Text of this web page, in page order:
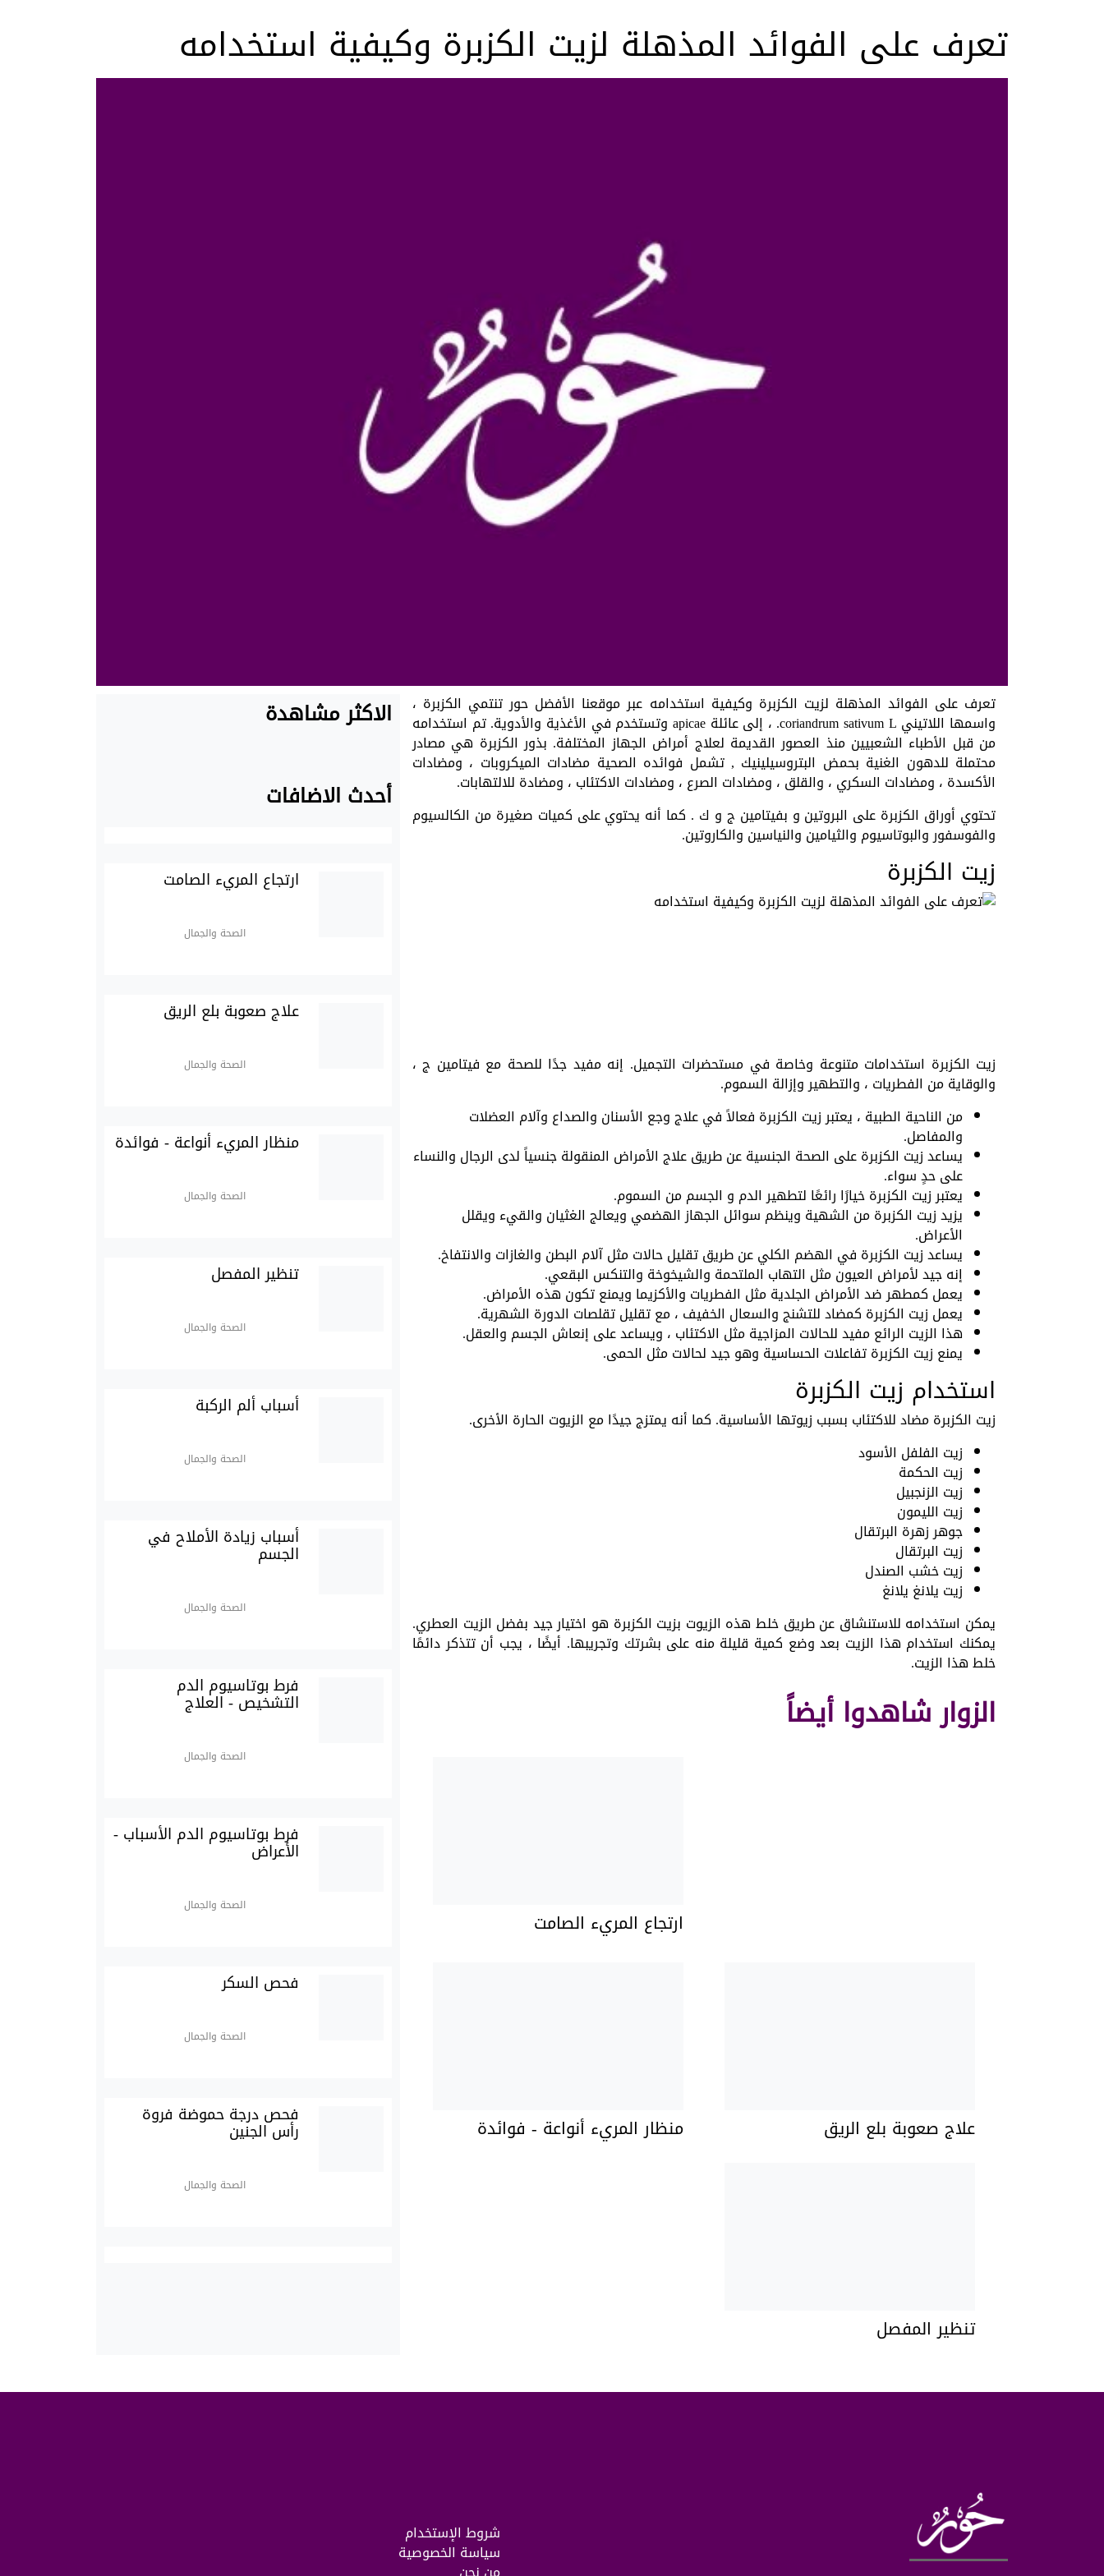
تعرف على الفوائد المذهلة لزيت الكزبرة وكيفية استخدامه
تعرف على الفوائد المذهلة لزيت الكزبرة وكيفية استخدامه عبر موقعنا الأفضل حور تنتمي الكزبرة ،
واسمها اللاتيني coriandrum sativum L. ، إلى عائلة apicae وتستخدم في الأغذية والأدوية. تم استخدامه
من قبل الأطباء الشعبيين منذ العصور القديمة لعلاج أمراض الجهاز المختلفة. بذور الكزبرة هي مصادر
محتملة للدهون الغنية بحمض البتروسيلينيك , تشمل فوائده الصحية مضادات الميكروبات ، ومضادات
الأكسدة ، ومضادات السكري ، والقلق ، ومضادات الصرع ، ومضادات الاكتئاب ، ومضادة للالتهابات.
تحتوي أوراق الكزبرة على البروتين و بفيتامين ج و ك . كما أنه يحتوي على كميات صغيرة من الكالسيوم
والفوسفور والبوتاسيوم والثيامين والنياسين والكاروتين.
زيت الكزبرة
زيت الكزبرة استخدامات متنوعة وخاصة في مستحضرات التجميل. إنه مفيد جدًا للصحة مع فيتامين ج ،
والوقاية من الفطريات ، والتطهير وإزالة السموم.
من الناحية الطبية ، يعتبر زيت الكزبرة فعالاً في علاج وجع الأسنان والصداع وآلام العضلات
والمفاصل.
يساعد زيت الكزبرة على الصحة الجنسية عن طريق علاج الأمراض المنقولة جنسياً لدى الرجال والنساء
على حدٍ سواء.
يعتبر زيت الكزبرة خيارًا رائعًا لتطهير الدم و الجسم من السموم.
يزيد زيت الكزبرة من الشهية وينظم سوائل الجهاز الهضمي ويعالج الغثيان والقيء ويقلل
الأعراض.
يساعد زيت الكزبرة في الهضم الكلي عن طريق تقليل حالات مثل آلام البطن والغازات والانتفاخ.
إنه جيد لأمراض العيون مثل التهاب الملتحمة والشيخوخة والتنكس البقعي.
يعمل كمطهر ضد الأمراض الجلدية مثل الفطريات والأكزيما ويمنع تكون هذه الأمراض.
يعمل زيت الكزبرة كمضاد للتشنج والسعال الخفيف ، مع تقليل تقلصات الدورة الشهرية.
هذا الزيت الرائع مفيد للحالات المزاجية مثل الاكتئاب ، ويساعد على إنعاش الجسم والعقل.
يمنع زيت الكزبرة تفاعلات الحساسية وهو جيد لحالات مثل الحمى.
استخدام زيت الكزبرة
زيت الكزبرة مضاد للاكتئاب بسبب زيوتها الأساسية. كما أنه يمتزج جيدًا مع الزيوت الحارة الأخرى.
زيت الفلفل الأسود
زيت الحكمة
زيت الزنجبيل
زيت الليمون
جوهر زهرة البرتقال
زيت البرتقال
زيت خشب الصندل
زيت يلانغ يلانغ
يمكن استخدامه للاستنشاق عن طريق خلط هذه الزيوت بزيت الكزبرة هو اختيار جيد بفضل الزيت العطري.
يمكنك استخدام هذا الزيت بعد وضع كمية قليلة منه على بشرتك وتجريبها. أيضًا ، يجب أن تتذكر دائمًا
خلط هذا الزيت.
الزوار شاهدوا أيضاً
ارتجاع المريء الصامت
علاج صعوبة بلع الريق منظار المريء أنواعة - فوائدة
تنظير المفصل
الاكثر مشاهدة
أحدث الاضافات
ارتجاع المريء الصامت
الصحة والجمال
علاج صعوبة بلع الريق
الصحة والجمال
منظار المريء أنواعة - فوائدة
الصحة والجمال
تنظير المفصل
الصحة والجمال
أسباب ألم الركبة
الصحة والجمال
أسباب زيادة الأملاح في
الجسم
الصحة والجمال
فرط بوتاسيوم الدم
التشخيص - العلاج
الصحة والجمال
فرط بوتاسيوم الدم الأسباب -
الأعراض
الصحة والجمال
فحص السكر
الصحة والجمال
فحص درجة حموضة فروة
رأس الجنين
الصحة والجمال
شروط الإستخدام
سياسة الخصوصية